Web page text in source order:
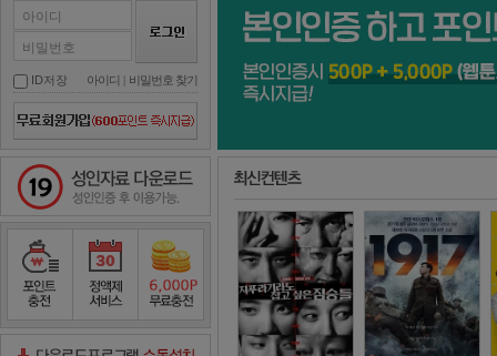
그것이 알고 싶다
골목식당
7 하트시그널
9 놀라운 토요일
10 슈퍼맨이 돌아왔다
1 나 혼자 산다
아이디
비밀번호
ID저장 아이디 | 비밀번호 찾기
포인트충전 정액제서비스포인트무료충전
다운로드컨트롤러수동설치